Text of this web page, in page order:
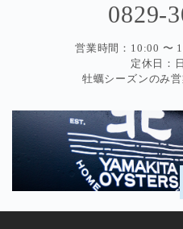
0829-
営業時間：10:00 〜
定休日：
牡蠣シーズンのみ